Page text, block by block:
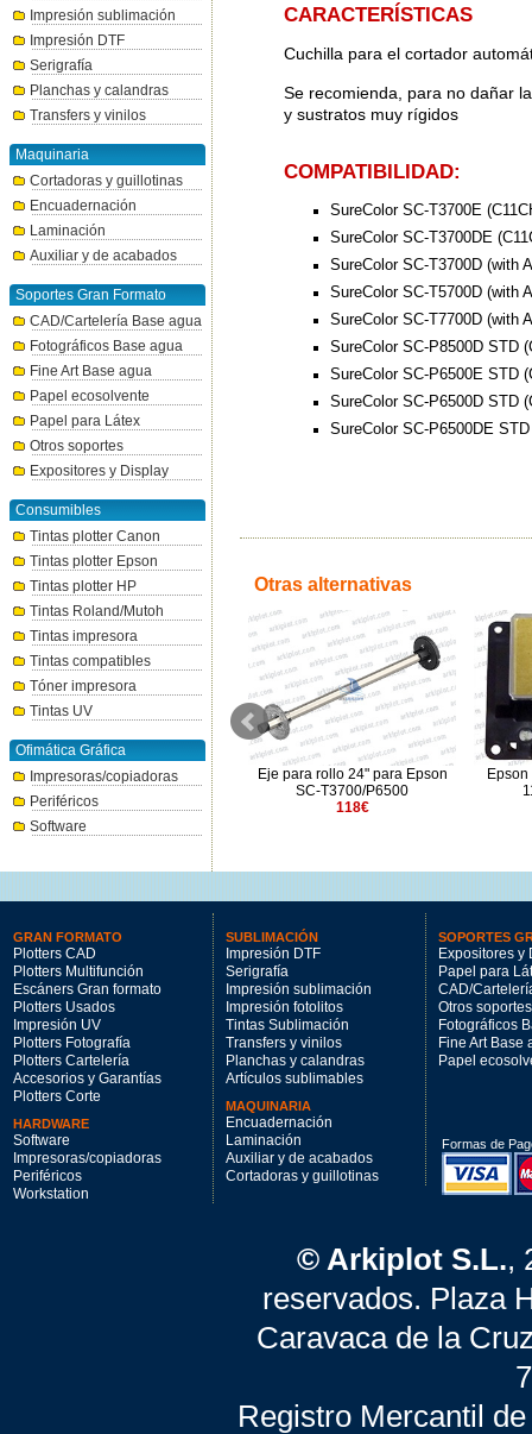
Impresión sublimación
Impresión DTF
Serigrafía
Planchas y calandras
Transfers y vinilos
Maquinaria
Cortadoras y guillotinas
Encuadernación
Laminación
Auxiliar y de acabados
Soportes Gran Formato
CAD/Cartelería Base agua
Fotográficos Base agua
Fine Art Base agua
Papel ecosolvente
Papel para Látex
Otros soportes
Expositores y Display
Consumibles
Tintas plotter Canon
Tintas plotter Epson
Tintas plotter HP
Tintas Roland/Mutoh
Tintas impresora
Tintas compatibles
Tóner impresora
Tintas UV
Ofimática Gráfica
Impresoras/copiadoras
Periféricos
Software
CARACTERÍSTICAS
Cuchilla para el cortador
Se recomienda, para no dañar
y sustratos muy rígidos
COMPATIBILIDAD:
SureColor SC-T3700E
SureColor SC-T3700DE
SureColor SC-T3700D (with
SureColor SC-T5700D (with
SureColor SC-T7700D (with
SureColor SC-P8500D STD
SureColor SC-P6500E STD
SureColor SC-P6500D STD
SureColor SC-P6500DE
Otras alternativas
Disco duro 320GB para
Surecolor P-series x300/500
323€
Eje para rollo 24" para Epson
SC-T3700/P6500
118€
GRAN FORMATO
Plotters CAD
Plotters Multifunción
Escáners Gran formato
Plotters Usados
Impresión UV
Plotters Fotografía
Plotters Cartelería
Accesorios y Garantías
Plotters Corte
HARDWARE
Software
Impresoras/copiadoras
Periféricos
Workstation
SUBLIMACIÓN
Impresión DTF
Serigrafía
Impresión sublimación
Impresión fotolitos
Tintas Sublimación
Transfers y vinilos
Planchas y calandras
Artículos sublimables
MAQUINARIA
Encuadernación
Laminación
Auxiliar y de acabados
Cortadoras y guillotinas
SOPORTES
Expositores y
Papel para
CAD/
Otros soportes
Fotográficos
Fine Art Base
Papel
Formas de
© Arkiplot S.L.,
reservados. Plaza
Caravaca de la
Registro Mercantil